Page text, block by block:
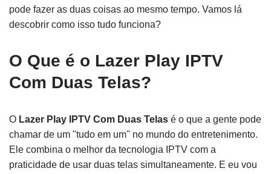
pode fazer as duas coisas ao mesmo tempo. Vamos lá
descobrir como isso tudo funciona?
O Que é o Lazer Play IPTV
Com Duas Telas?
O Lazer Play IPTV Com Duas Telas é o que a gente pode
chamar de um "tudo em um" no mundo do entretenimento.
Ele combina o melhor da tecnologia IPTV com a
praticidade de usar duas telas simultaneamente. E eu vou